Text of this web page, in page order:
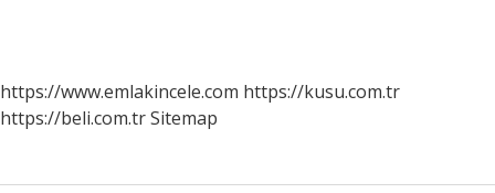
https://www.emlakincele.com https://kusu.com.tr
https://beli.com.trSitemap